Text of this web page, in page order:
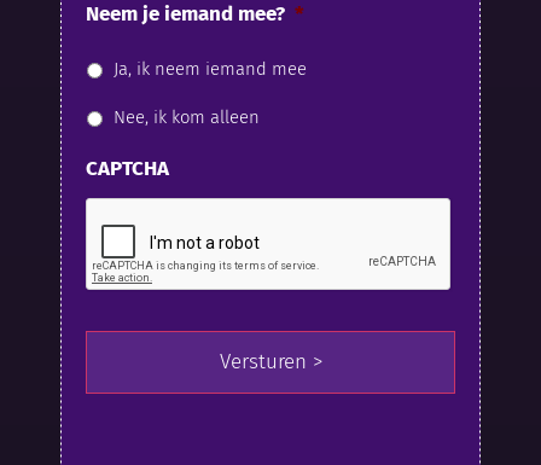
Neem je iemand mee? *
Ja, ik neem iemand mee
Nee, ik kom alleen
CAPTCHA